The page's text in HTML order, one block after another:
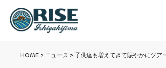
HOME > ニュース > 子供達も増えてきて賑やかにツア